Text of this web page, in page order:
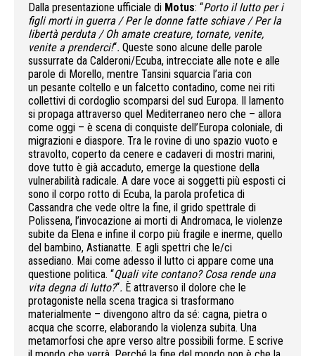
Dalla presentazione ufficiale di Motus: “Porto il lutto per i
figli morti in guerra /Per le donne fatte schiave /Per la
libertà perduta / Oh amate creature, tornate, venite,
venite a prenderci!“. Queste sono alcune delle parole
sussurrate da Calderoni/Ecuba, intrecciate alle note e alle
parole di Morello, mentre Tansini squarcia l’aria con
un pesante coltello e un falcetto contadino, come nei riti
collettivi di cordoglio scomparsi del sud Europa. Il lamento
si propaga attraverso quel Mediterraneo nero che – allora
come oggi – è scena di conquiste dell’Europa coloniale, di
migrazioni e diaspore. Tra le rovine di uno spazio vuoto e
stravolto, coperto da cenere e cadaveri di mostri marini,
dove tutto è già accaduto, emerge la questione della
vulnerabilità radicale. A dare voce ai soggetti più esposti ci
sono il corpo rotto di Ecuba, la parola profetica di
Cassandra che vede oltre la fine, il grido spettrale di
Polissena, l’invocazione ai morti di Andromaca, le violenze
subite da Elena e infine il corpo più fragile e inerme, quello
del bambino, Astianatte. E agli spettri che le/ci
assediano. Mai come adesso il lutto ci appare come una
questione politica. “Quali vite contano? Cosa rende una
vita degna di lutto?“. È attraverso il dolore che le
protagoniste nella scena tragica si trasformano
materialmente – divengono altro da sé: cagna, pietra o
acqua che scorre, elaborando la violenza subita. Una
metamorfosi che apre verso altre possibili forme. E scrive